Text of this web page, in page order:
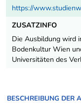
https://
ZUSATZINFO
Die Ausbildung wird
Bodenkultur Wien
Universitäten des
BESCHREIBUNG DER